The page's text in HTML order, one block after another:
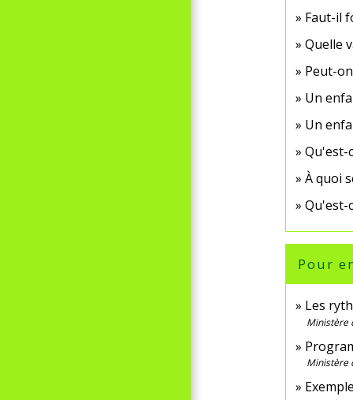
Faut-il
Quelle
Peut-
Un
Un
Qu'est-
À quoi
Qu'est-
Pour
Les
Ministère
Ministère